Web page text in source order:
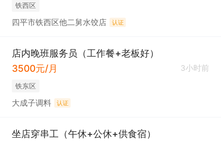
铁西区
四平市铁西区他二舅水饺店 认证
店内晚班服务员（工作餐+老板好）
3500元/月
3小时前
铁东区
大成子调料 认证
坐店穿串工（午休+公休+供食宿）